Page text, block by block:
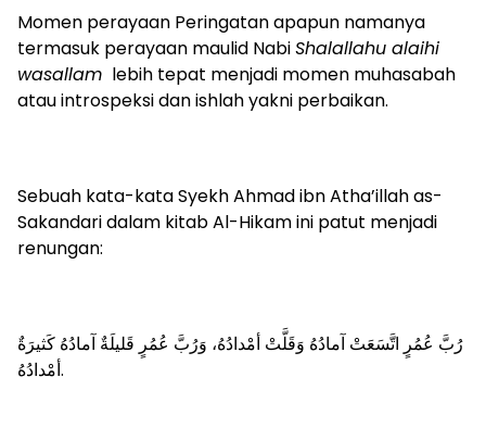
Momen perayaan Peringatan apapun namanya
termasuk perayaan maulid NabiShalallahu alaihi
wasallam lebih tepat menjadi momen muhasabah
atau introspeksi dan ishlah yakni perbaikan.
Sebuah kata-kata Syekh Ahmad ibn Atha’illah as-
Sakandari dalam kitab Al-Hikam ini patut menjadi
renungan:
رُبَّ عُمُرٍ اتَّسَعَتْ آمادُهُ وَقَلَّتْ أمْدادُهُ، وَرُبَّ عُمُرٍ قَليلَةٌ آمادُهُ كَثيرَةٌ
أمْدادُهُ.